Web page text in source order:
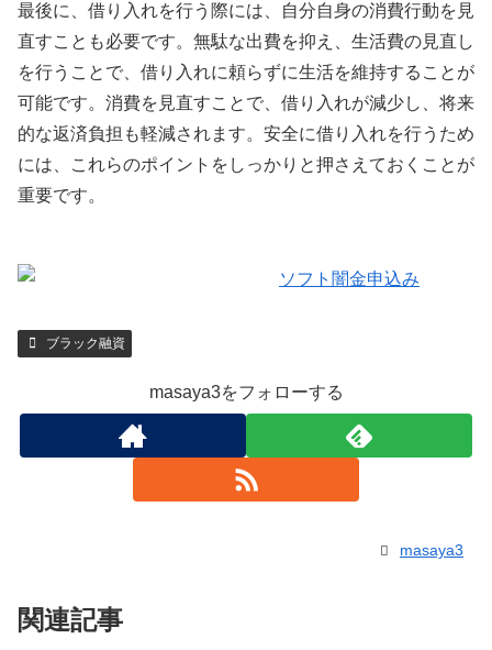
最後に、借り入れを行う際には、自分自身の消費行動を見
直すことも必要です。無駄な出費を抑え、生活費の見直し
を行うことで、借り入れに頼らずに生活を維持することが
可能です。消費を見直すことで、借り入れが減少し、将来
的な返済負担も軽減されます。安全に借り入れを行うため
には、これらのポイントをしっかりと押さえておくことが
重要です。
ブラック融資
masaya3をフォローする
masaya3
関連記事